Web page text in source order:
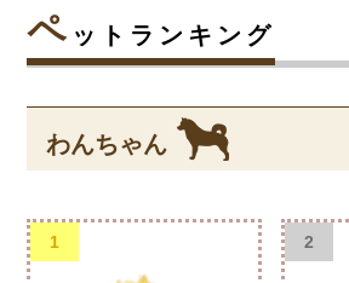
ペ ットランキング
わんちゃん
1 2